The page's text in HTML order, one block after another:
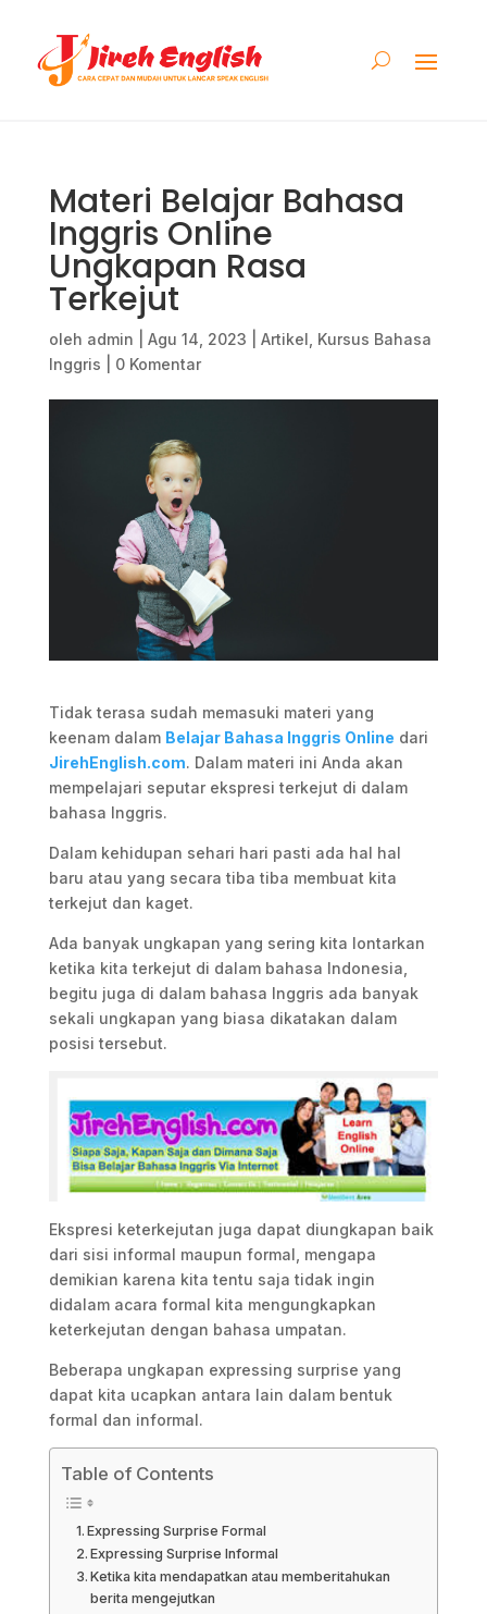
Materi Belajar Bahasa
Inggris Online
Ungkapan Rasa
Terkejut
oleh admin Agu 14, 2023 Artikel Kursus Bahasa
Inggris
0 Komentar
Tidak terasa sudah memasuki materi yang
keenam dalam Belajar Bahasa Inggris Online dari
JirehEnglish.com. Dalam materi ini Anda akan
mempelajari seputar ekspresi terkejut di dalam
bahasa Inggris.
Dalam kehidupan sehari hari pasti ada hal hal
baru atau yang secara tiba tiba membuat kita
terkejut dan kaget.
Ada banyak ungkapan yang sering kita lontarkan
ketika kita terkejut di dalam bahasa Indonesia,
begitu juga di dalam bahasa Inggris ada banyak
sekali ungkapan yang biasa dikatakan dalam
posisi tersebut.
Ekspresi keterkejutan juga dapat diungkapan baik
dari sisi informal maupun formal, mengapa
demikian karena kita tentu saja tidak ingin
didalam acara formal kita mengungkapkan
keterkejutan dengan bahasa umpatan.
Beberapa ungkapan expressing surprise yang
dapat kita ucapkan antara lain dalam bentuk
formal dan informal.
Table of Contents
Expressing Surprise Formal
Expressing Surprise Informal
Ketika kita mendapatkan atau memberitahukan
berita mengejutkan